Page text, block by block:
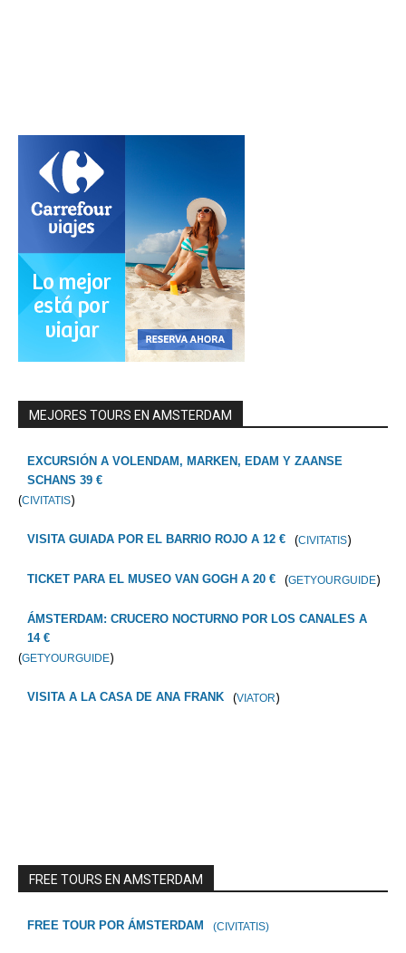
MEJORES TOURS EN AMSTERDAM
EXCURSIÓN A VOLENDAM, MARKEN, EDAM Y ZAANSE
SCHANS 39 €
(CIVITATIS)
VISITA GUIADA POR EL BARRIO ROJO A 12 € (CIVITATIS)
TICKET PARA EL MUSEO VAN GOGH A 20 € (GETYOURGUIDE)
ÁMSTERDAM: CRUCERO NOCTURNO POR LOS CANALES A
14 €
(GETYOURGUIDE)
VISITA A LA CASA DE ANA FRANK (VIATOR)
FREE TOURS EN AMSTERDAM
FREE TOUR POR ÁMSTERDAM (CIVITATIS)